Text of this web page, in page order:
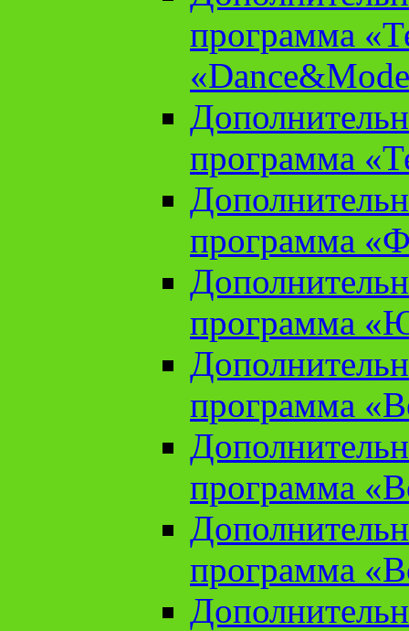
программа
программа
программа
программа
программа
программа
программа